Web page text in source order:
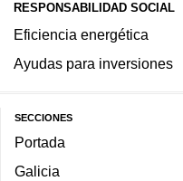
RESPONSABILIDAD SOCIAL
Eficiencia energética
Ayudas para inversiones
SECCIONES
Portada
Galicia